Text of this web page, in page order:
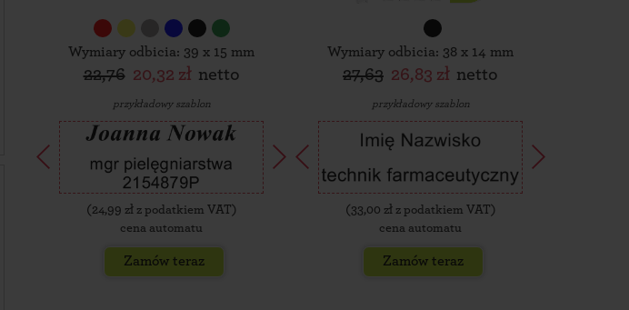
Wymiary odbicia: 39 x 15 mm
22,76 20,32 zł netto
przykładowy szablon
( 24,99 zł z podatkiem VAT)
cena automatu
Zamów teraz
Wymiary odbicia: 38 x 14 mm
27,63 26,83 zł netto
przykładowy szablon
( 33,00 zł z podatkiem VAT)
cena automatu
Zamów teraz